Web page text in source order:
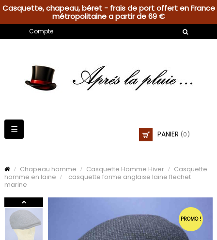
Casquette, chapeau, béret - frais de port offert en France
métropolitaine a partir de 69 €
Compte
PANIER (0)
Basculer
la
☰
Chapeau homme Casquette Homme Hiver
Casquette
homme en laine
casquette forme anglaise laine flechet
marine
PROMO !